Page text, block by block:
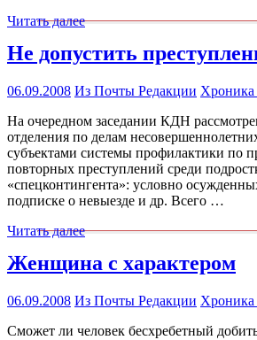
Читать далее
Не допустить
06.09.2008 Из Почты Редакции Хроника
На очередном заседании КДН
отделения по делам
субъектами системы профилактики по
повторных преступлений среди
«спецконтингента»: условно
подписке о невыезде и др. Всего …
Читать далее
Женщина с характером
06.09.2008 Из Почты Редакции Хроника
Сможет ли человек бесхребетный